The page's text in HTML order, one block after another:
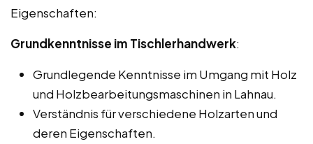
Eigenschaften:
Grundkenntnisse im Tischlerhandwerk:
Grundlegende Kenntnisse im Umgang mit Holz
und Holzbearbeitungsmaschinen in Lahnau.
Verständnis für verschiedene Holzarten und
deren Eigenschaften.